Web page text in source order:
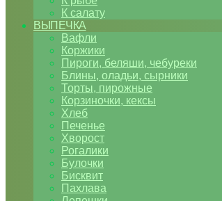
К салату
ВЫПЕЧКА
Вафли
Коржики
Пироги, беляши, чебуреки
Блины, оладьи, сырники
Торты, пирожные
Корзиночки, кексы
Хлеб
Печенье
Хворост
Рогалики
Булочки
Бисквит
Пахлава